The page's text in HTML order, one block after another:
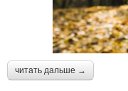
читать дальше →